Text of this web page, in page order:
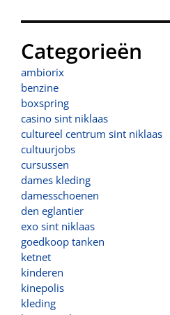
Categorieën
ambiorix
benzine
boxspring
casino sint niklaas
cultureel centrum sint niklaas
cultuurjobs
cursussen
dames kleding
damesschoenen
den eglantier
exo sint niklaas
goedkoop tanken
ketnet
kinderen
kinepolis
kleding